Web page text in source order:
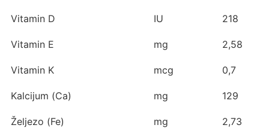
Vitamin D IU 218
Vitamin E mg 2,58
Vitamin K mcg 0,7
Kalcijum (Ca) mg 129
Željezo (Fe) mg 2,73